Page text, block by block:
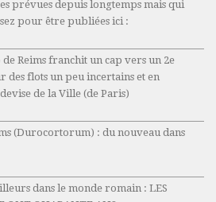
prévues depuis longtemps mais qui
pour être publiées ici :
de Reims franchit un cap vers un 2e
des flots un peu incertains et en
de la Ville (de Paris)
(Durocortorum) : du nouveau dans
dans le monde romain : LES